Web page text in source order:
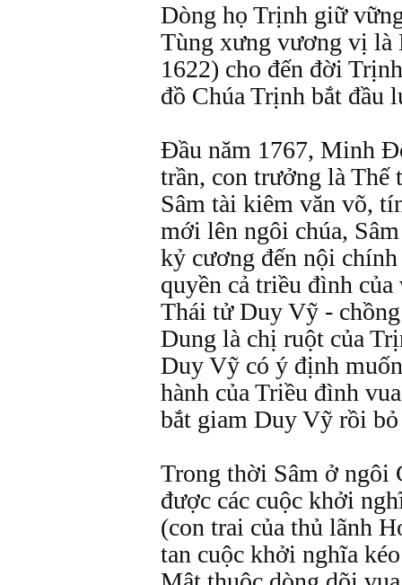
Dòng họ Trịnh giữ
Tùng xưng vương vị là
1622) cho đến đời
đồ Chúa Trịnh bắt đầu
Đầu năm 1767, Minh
trần, con trưởng là Thế
Sâm tài kiêm văn võ,
mới lên ngôi chúa,
kỷ cương đến nội
quyền cả triều đình
Thái tử Duy Vỹ -
Dung là chị ruột của
Duy Vỹ có ý định
hành của Triều đình
bắt giam Duy Vỹ rồi
Trong thời Sâm ở ngôi
được các cuộc khởi
(con trai của thủ lãnh
tan cuộc khởi nghĩa